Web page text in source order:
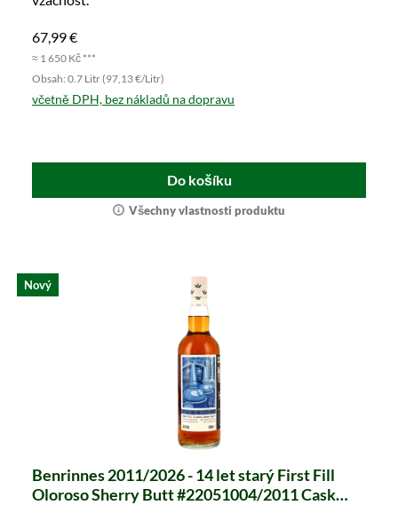
67,99 €
≈ 1 650 Kč ***
Obsah: 0.7 Litr (97,13 €/Litr)
včetně DPH, bez nákladů na dopravu
Do košíku
Všechny vlastnosti produktu
Nový
Benrinnes 2011/2026 - 14 let starý First Fill
Oloroso Sherry Butt #22051004/2011 Cask